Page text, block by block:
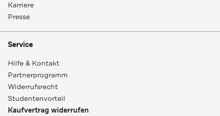
Karriere
Presse
Service
Hilfe & Kontakt
Partnerprogramm
Widerrufsrecht
Studentenvorteil
Kaufvertrag widerrufen